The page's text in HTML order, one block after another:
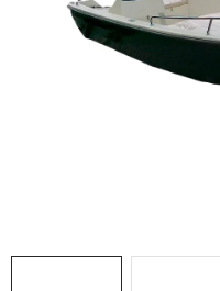
MOTOROVÉ ČLUNY
LODNÍ ELEKTROMOTORY
KAJAKY, KÁNOE A RAFTY